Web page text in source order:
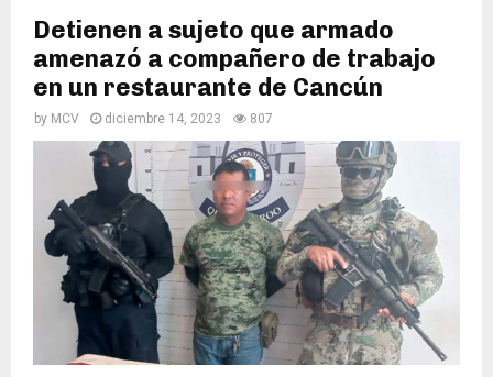
Detienen a sujeto que armado
amenazó a compañero de trabajo
en un restaurante de Cancún
by MCV diciembre 14, 2023 807